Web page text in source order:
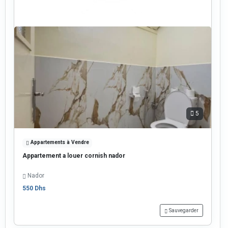
5
Appartements à Vendre
Appartement a louer cornish nador
Nador
550 Dhs
Sauvegarder